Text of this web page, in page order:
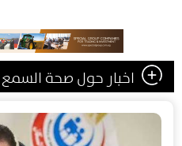
اخبار حول صحة السمع